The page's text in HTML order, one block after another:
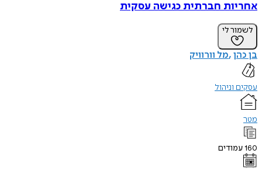
אחריות חברתית כגישה עסקית
לשמור לי
בן כהן מל וורוויק
עסקים וניהול
מטר
160עמודים